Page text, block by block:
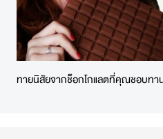
ทายนิสัยจากช็อกโกแลตที่คุณชอบทา